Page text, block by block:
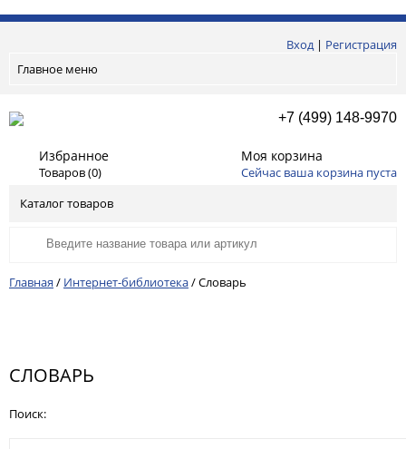
Вход| Регистрация
Главное меню
+7 (499) 148-9970
Избранное
Товаров (0)
Моя корзина
Сейчас ваша корзина пуста
Каталог товаров
Главная / Интернет-библиотека/Словарь
СЛОВАРЬ
Поиск: